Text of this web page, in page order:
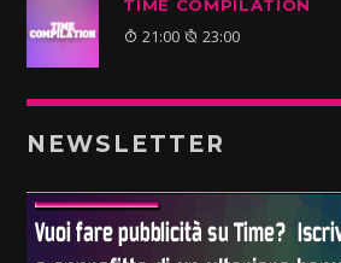
TIME COMPILATION
21:00 23:00
NEWSLETTER